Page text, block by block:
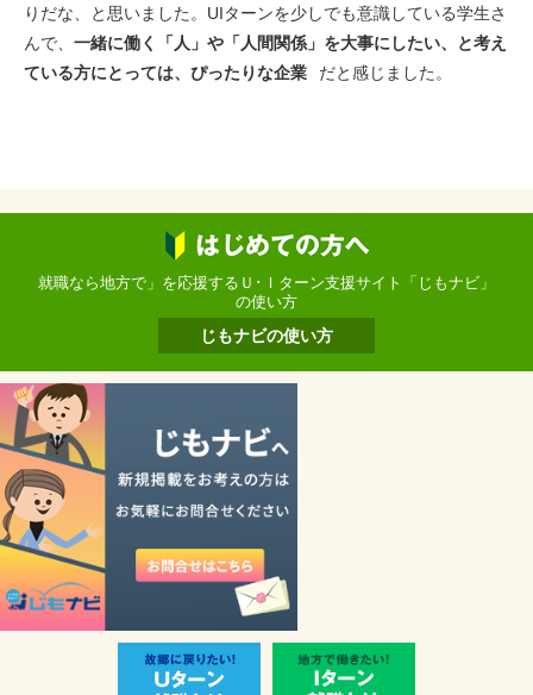
りだな、と思いました。UIターンを少しでも意識している学生さ
んで、 一緒に働く「人」や「人間関係」を大事にしたい、と考え
ている方にとっては、ぴったりな企業
だと感じました。
就職なら地方で」を応援するＵ･Ｉターン支援サイト「じもナビ」
の使い方
じもナビの使い方